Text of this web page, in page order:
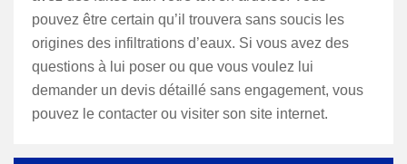
pouvez être certain qu’il trouvera sans soucis les
origines des infiltrations d’eaux. Si vous avez des
questions à lui poser ou que vous voulez lui
demander un devis détaillé sans engagement, vous
pouvez le contacter ou visiter son site internet.